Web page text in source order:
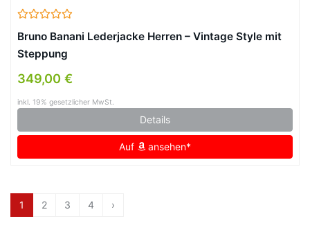
Bruno Banani Lederjacke Herren – Vintage Style mit
Steppung
349,00 €
inkl. 19% gesetzlicher MwSt.
Details
Auf ansehen*
1 2 3 4 ›